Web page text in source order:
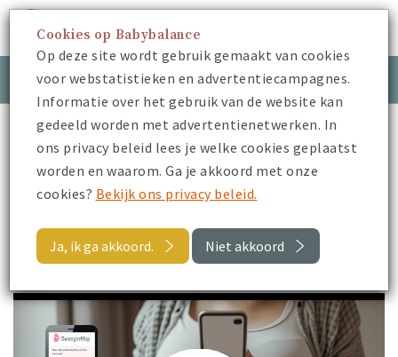
Inloggen Meld je aan
Babybalance Je Zwangerschap
Voeding
ZwangerHap app
ZwangerHap app
Cookies op Babybalance
Op deze site wordt gebruik gemaakt van cookies
voor webstatistieken en advertentiecampagnes.
Informatie over het gebruik van de website kan
gedeeld worden met advertentienetwerken. In
ons privacy beleid lees je welke cookies geplaatst
worden en waarom. Ga je akkoord met onze
cookies? Bekijk ons privacy beleid.
Ja, ik ga akkoord. Niet akkoord